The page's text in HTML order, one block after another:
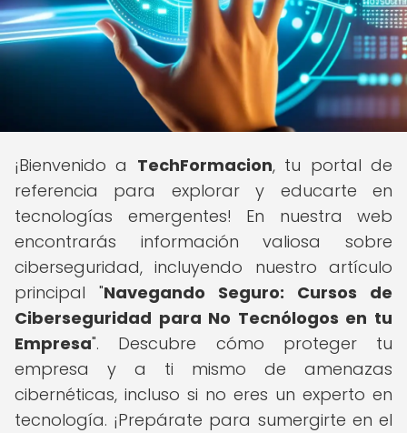
¡Bienvenido a TechFormacion, tu portal de
referencia para explorar y educarte en
tecnologías emergentes! En nuestra web
encontrarás información valiosa sobre
ciberseguridad, incluyendo nuestro artículo
principal "Navegando Seguro: Cursos de
Ciberseguridad para No Tecnólogos en tu
Empresa". Descubre cómo proteger tu
empresa y a ti mismo de amenazas
cibernéticas, incluso si no eres un experto en
tecnología. ¡Prepárate para sumergirte en el